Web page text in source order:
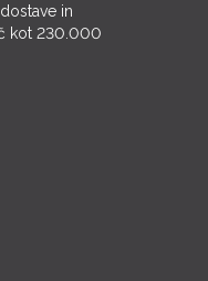
in
kot 230.000